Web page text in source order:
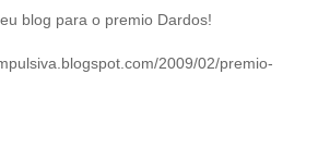
blog para o premio Dardos!
2009/02/premio-